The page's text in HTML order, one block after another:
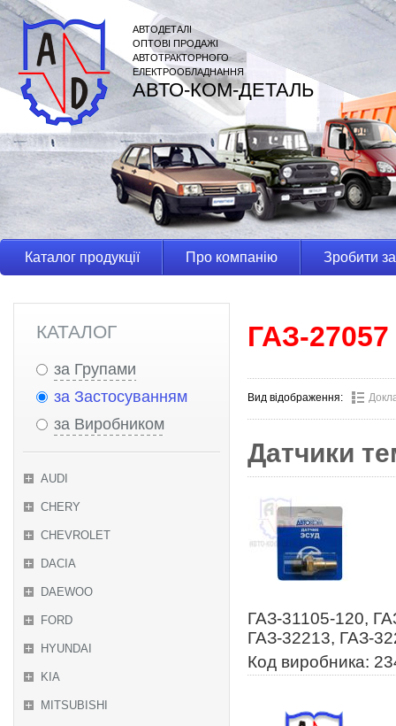
АВТОДЕТАЛІ
ОПТОВІ ПРОДАЖІ
АВТОТРАКТОРНОГО
ЕЛЕКТРООБЛАДНАННЯ
АВТО-КОМ-ДЕТАЛЬ
Каталог продукції Про компанію Зробити
КАТАЛОГ
за Групами
за Застосуванням
за Виробником
AUDI
CHERY
CHEVROLET
DACIA
DAEWOO
FORD
HYUNDAI
KIA
MITSUBISHI
ГАЗ-27057
Вид відображення:
Датчики
ГАЗ-31105-120,
ГАЗ-32213, ГАЗ-
Код виробника: